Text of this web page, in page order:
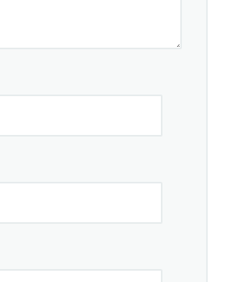
a performance ser
do declamador – o que
dissertação, Alves propõe o